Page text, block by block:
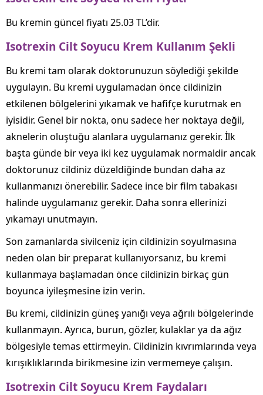
Bu kremin güncel fiyatı 25.03 TL’dir.
Isotrexin Cilt Soyucu Krem Kullanım Şekli
Bu kremi tam olarak doktorunuzun söylediği şekilde
uygulayın. Bu kremi uygulamadan önce cildinizin
etkilenen bölgelerini yıkamak ve hafifçe kurutmak en
iyisidir. Genel bir nokta, onu sadece her noktaya değil,
aknelerin oluştuğu alanlara uygulamanız gerekir. İlk
başta günde bir veya iki kez uygulamak normaldir ancak
doktorunuz cildiniz düzeldiğinde bundan daha az
kullanmanızı önerebilir. Sadece ince bir film tabakası
halinde uygulamanız gerekir. Daha sonra ellerinizi
yıkamayı unutmayın.
Son zamanlarda sivilceniz için cildinizin soyulmasına
neden olan bir preparat kullanıyorsanız, bu kremi
kullanmaya başlamadan önce cildinizin birkaç gün
boyunca iyileşmesine izin verin.
Bu kremi, cildinizin güneş yanığı veya ağrılı bölgelerinde
kullanmayın. Ayrıca, burun, gözler, kulaklar ya da ağız
bölgesiyle temas ettirmeyin. Cildinizin kıvrımlarında veya
kırışıklıklarında birikmesine izin vermemeye çalışın.
Isotrexin Cilt Soyucu Krem Faydaları